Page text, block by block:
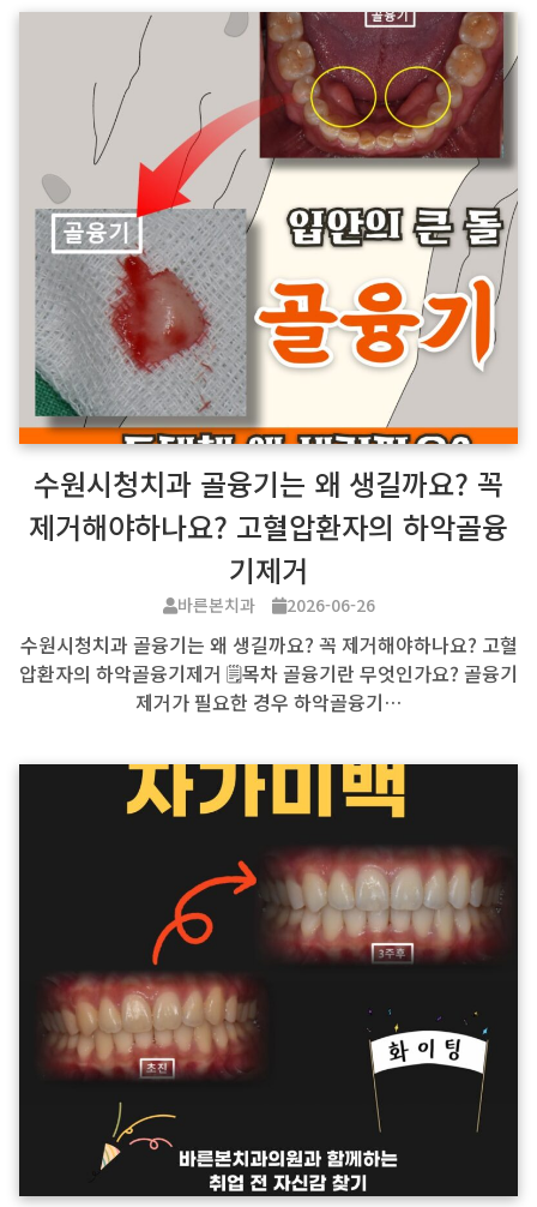
수원시청치과 골융기는 왜 생길까요? 꼭
제거해야하나요? 고혈압환자의 하악골융
기제거
바른본치과 2026-06-26
수원시청치과 골융기는 왜 생길까요? 꼭 제거해야하나요? 고혈
압환자의 하악골융기제거 🗒️목차 골융기란 무엇인가요? 골융기
제거가 필요한 경우 하악골융기…